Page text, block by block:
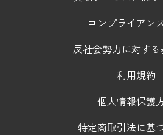
コンプライアン
反社会勢力に対す
利用規約
個人情報保護
特定商取引法に基